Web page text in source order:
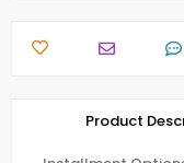
Product